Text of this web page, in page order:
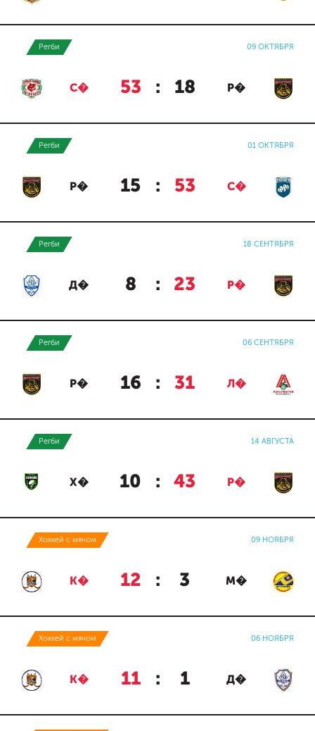
Регби 09 ОКТЯБРЯ
С� 53 : 18 Р�
Регби 01 ОКТЯБРЯ
Р� 15 : 53 С�
Регби 18 СЕНТЯБРЯ
Д� 8 : 23 Р�
Регби 06 СЕНТЯБРЯ
Р� 16 : 31 Л�
Регби 14 АВГУСТА
Х� 10 : 43 Р�
Хоккей с мячом 09 НОЯБРЯ
К� 12 : 3 М�
Хоккей с мячом 06 НОЯБРЯ
К� 11 : 1 Д�